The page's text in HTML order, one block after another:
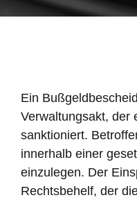
Ein
Verwaltungsakt, der
sanktioniert.
innerhalb einer
einzulegen. Der
Rechtsbehelf, der